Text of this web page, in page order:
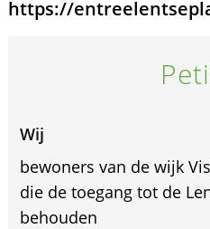
https://
Wij
bewoners van de wijk
die de toegang tot de
behouden